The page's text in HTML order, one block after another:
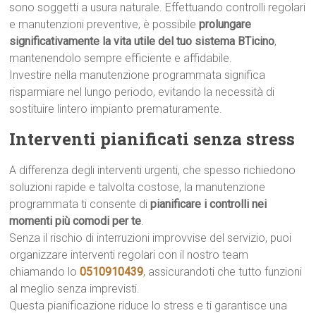
sono soggetti a usura naturale. Effettuando controlli regolari
e manutenzioni preventive, è possibileprolungare
significativamente la vita utile del tuo sistema BTicino,
mantenendolo sempre efficiente e affidabile.
Investire nella manutenzione programmata significa
risparmiare nel lungo periodo, evitando la necessità di
sostituire lintero impianto prematuramente.
Interventi pianificati senza stress
A differenza degli interventi urgenti, che spesso richiedono
soluzioni rapide e talvolta costose, la manutenzione
programmata ti consente dipianificare i controlli nei
momenti più comodi per te.
Senza il rischio di interruzioni improvvise del servizio, puoi
organizzare interventi regolari con il nostro team
chiamando lo0510910439, assicurandoti che tutto funzioni
al meglio senza imprevisti.
Questa pianificazione riduce lo stress e ti garantisce una